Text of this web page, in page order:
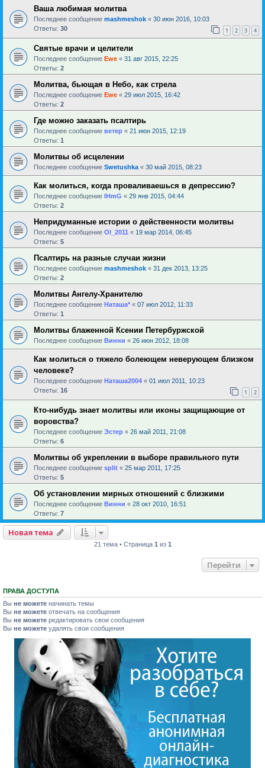
Ваша любимая молитва
Последнее сообщение mashmeshok « 30 июн 2016, 10:03
Ответы: 30 1 2 3 4
Святые врачи и целители
Последнее сообщение Ewe « 31 авг 2015, 22:25
Ответы: 2
Молитва, бьющая в Небо, как стрела
Последнее сообщение Ewe « 29 июл 2015, 16:42
Ответы: 2
Где можно заказать псалтирь
Последнее сообщение ветер « 21 июн 2015, 12:19
Ответы: 1
Молитвы об исцелении
Последнее сообщение Swetushka « 30 май 2015, 08:23
Как молиться, когда проваливаешься в депрессию?
Последнее сообщение IHmG « 29 янв 2015, 04:44
Ответы: 2
Непридуманные истории о действенности молитвы
Последнее сообщение Ol_2011 « 19 мар 2014, 06:45
Ответы: 5
Псалтирь на разные случаи жизни
Последнее сообщение mashmeshok « 31 дек 2013, 13:25
Ответы: 2
Молитвы Ангелу-Хранителю
Последнее сообщение Наташа* « 07 июл 2012, 11:33
Ответы: 1
Молитвы блаженной Ксении Петербуржской
Последнее сообщение Винни « 26 июн 2012, 18:08
Как молиться о тяжело болеющем неверующем близком
человеке?
Последнее сообщение Наташа2004 « 01 июл 2011, 10:23
Ответы: 16 1 2
Кто-нибудь знает молитвы или иконы защищающие от
воровства?
Последнее сообщение Эстер « 26 май 2011, 21:08
Ответы: 6
Молитвы об укреплении в выборе правильного пути
Последнее сообщение sрlit « 25 мар 2011, 17:25
Ответы: 5
Об установлении мирных отношений с близкими
Последнее сообщение Винни « 28 окт 2010, 16:51
Ответы: 7
Новая тема
21 тема • Страница 1 из 1
Перейти
ПРАВА ДОСТУПА
Вы не можете начинать темы
Вы не можете отвечать на сообщения
Вы не можете редактировать свои сообщения
Вы не можете удалять свои сообщения